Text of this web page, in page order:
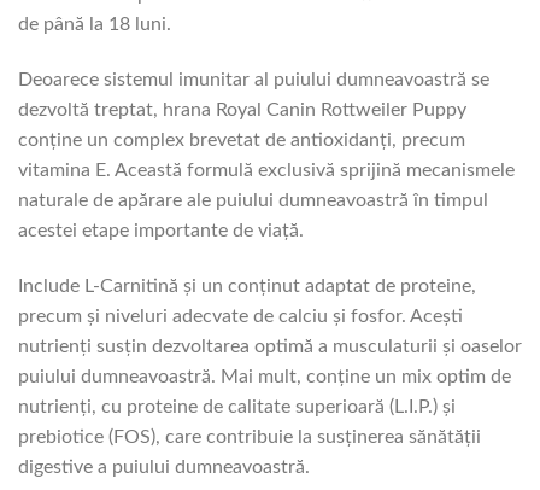
de până la 18 luni.
Deoarece sistemul imunitar al puiului dumneavoastră se
dezvoltă treptat, hrana Royal Canin Rottweiler Puppy
conține un complex brevetat de antioxidanți, precum
vitamina E. Această formulă exclusivă sprijină mecanismele
naturale de apărare ale puiului dumneavoastră în timpul
acestei etape importante de viață.
Include L-Carnitină și un conținut adaptat de proteine,
precum și niveluri adecvate de calciu și fosfor. Acești
nutrienți susțin dezvoltarea optimă a musculaturii și oaselor
puiului dumneavoastră. Mai mult, conține un mix optim de
nutrienți, cu proteine de calitate superioară (L.I.P.) și
prebiotice (FOS), care contribuie la susținerea sănătății
digestive a puiului dumneavoastră.